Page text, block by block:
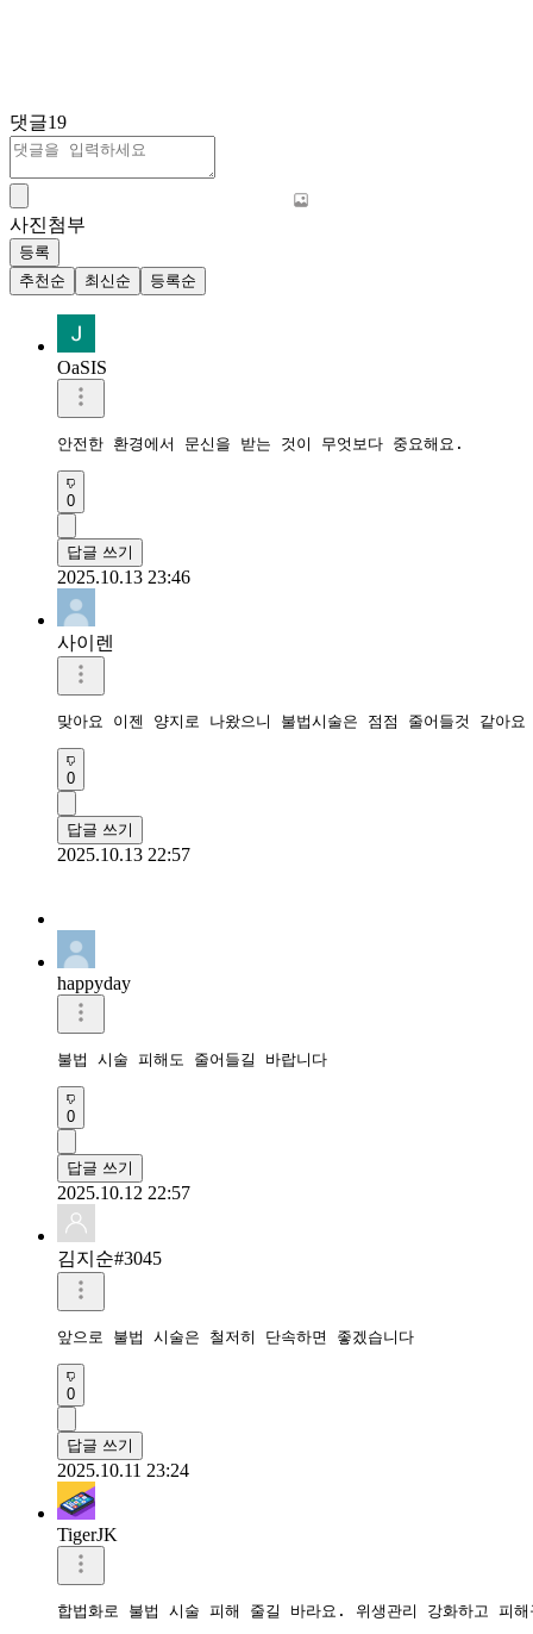
댓글19
사진첨부
등록
추천순
최신순 등록순
OaSIS
안전한 환경에서 문신을 받는 것이 무엇보다 중요해요.
0
답글 쓰기
2025.10.13 23:46
사이렌
맞아요 이젠 양지로 나왔으니 불법시술은 점점 줄어들것 같아요
0
답글 쓰기
2025.10.13 22:57
happyday
불법 시술 피해도 줄어들길 바랍니다
0
답글 쓰기
2025.10.12 22:57
김지순#3045
앞으로 불법 시술은 철저히 단속하면 좋겠습니다
0
답글 쓰기
2025.10.11 23:24
TigerJK